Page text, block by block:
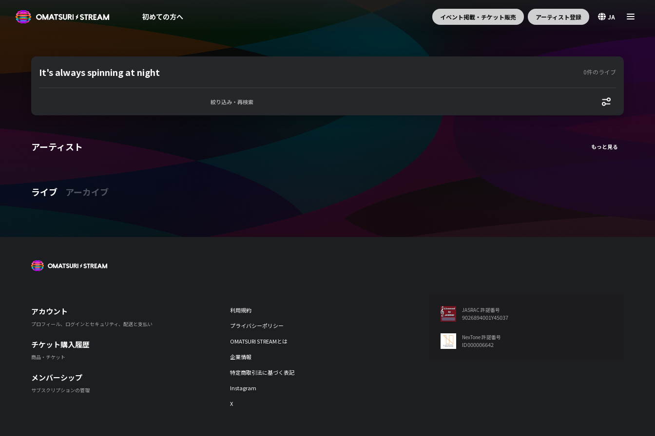
OMATSURI STREAM初めての方へ イベント掲載・チケット販売 アーティスト登録 JA
It's always spinning at night 0件のライブ
絞り込み・再検索
アーティスト
ライブ アーカイブ
アカウント
プロフィール、ログインとセキュリティ、配送と支払い
チケット購入履歴
商品・チケット
メンバーシップ
サブスクリプションの管理
利用規約
プライバシーポリシー
OMATSURI STREAMとは
企業情報
特定商取引法に基づく表記
Instagram
X
JASRAC 許諾番号
9026894001Y45037
NexTone 許諾番号
ID000006642